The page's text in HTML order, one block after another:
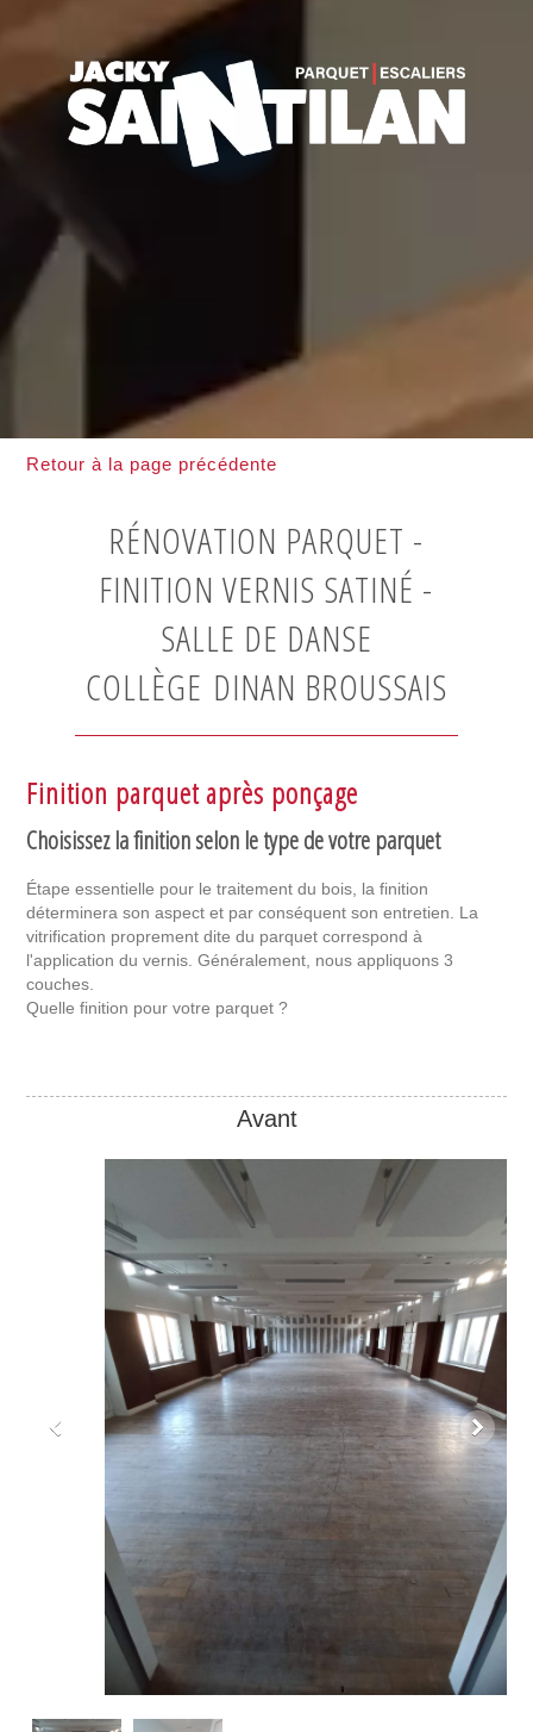
Retour à la page précédente
RÉNOVATION PARQUET -
FINITION VERNIS SATINÉ -
SALLE DE DANSE
COLLÈGE DINAN BROUSSAIS
Finition parquet après ponçage
Choisissez la finition selon le type de votre parquet
Étape essentielle pour le traitement du bois, la finition
déterminera son aspect et par conséquent son entretien. La
vitrification proprement dite du parquet correspond à
l'application du vernis. Généralement, nous appliquons 3
couches.
Quelle finition pour votre parquet ?
Avant